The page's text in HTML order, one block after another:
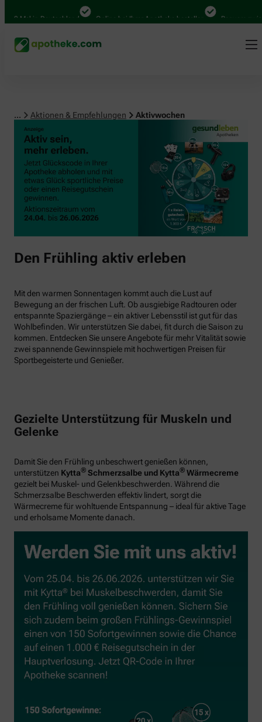
Mal in Deutschland Online bei Ihrer Apotheke bestellen Bequem
... Aktionen & Empfehlungen Aktivwochen
Den Frühling aktiv erleben
Mit den warmen Sonnentagen kommt auch die Lust auf
Bewegung an der frischen Luft. Ob ausgiebige Radtouren oder
entspannte Spaziergänge – ein aktiver Lebensstil ist gut für das
Wohlbefinden. Wir unterstützen Sie dabei, fit durch die Saison zu
kommen. Entdecken Sie unsere Angebote für mehr Vitalität sowie
zwei spannende Gewinnspiele mit hochwertigen Preisen für
Sportbegeisterte und Genießer.
Gezielte Unterstützung für Muskeln und
Gelenke
Damit Sie den Frühling unbeschwert genießen können,
unterstützen Kytta® Schmerzsalbe und Kytta® Wärmecreme
gezielt bei Muskel- und Gelenkbeschwerden. Während die
Schmerzsalbe Beschwerden effektiv lindert, sorgt die
Wärmecreme für wohltuende Entspannung – ideal für aktive Tage
und erholsame Momente danach.